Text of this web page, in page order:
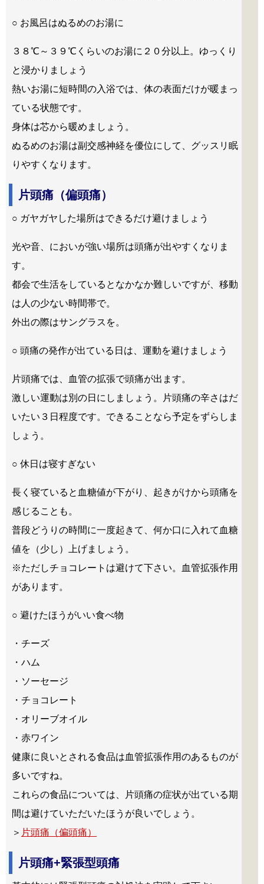
○ お風呂はぬるめのお湯に
３８℃～３９℃くらいのお湯に２０分以上。ゆっくり
と浸かりましょう
熱いお湯に短時間の入浴では、体の表面だけが暖まっ
ている状態です。
身体は芯から暖めましょう。
ぬるめのお湯は副交感神経を優位にして、グッスリ眠
りやすくなります。
片頭痛（偏頭痛）
○ ガヤガヤした場所はできるだけ避けましょう
光や音、においが強い場所は頭痛が出やすくなりま
す。
都会で生活をしているとなかなか難しいですが、移動
は人の少ない時間帯で。
外出の際はサングラスを。
○ 頭痛の発作が出ている日は、運動を避けましょう
片頭痛では、血管の拡張で頭痛が出ます。
激しい運動は別の日にしましょう。片頭痛の辛さはだ
いたい３日程度です。できることなら予定をずらしま
しょう。
○ 休日は寝すぎない
長く寝ていると血糖値が下がり、起きがけから頭痛を
感じることも。
普段どうりの時間に一度起きて、何か口に入れて血糖
値を（少し）上げましょう。
※ただしチョコレートは避けて下さい。血管拡張作用
があります。
○ 避けたほうがいい食べ物
・チーズ
・ハム
・ソーセージ
・チョコレート
・オリーブオイル
・赤ワイン
健康に良いとされる食品は血管拡張作用のあるものが
多いですね。
これらの食品については、片頭痛の症状が出ている期
間は避けていただいたほうが良いでしょう。
＞ 片頭痛（偏頭痛）
片頭痛+緊張型頭痛